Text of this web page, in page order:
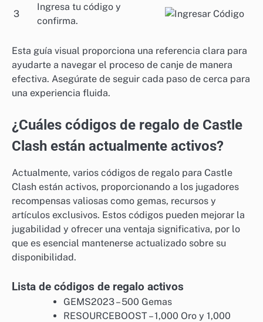
3
Ingresa tu código y
confirma.
Esta guía visual proporciona una referencia clara para
ayudarte a navegar el proceso de canje de manera
efectiva. Asegúrate de seguir cada paso de cerca para
una experiencia fluida.
¿Cuáles códigos de regalo de Castle
Clash están actualmente activos?
Actualmente, varios códigos de regalo para Castle
Clash están activos, proporcionando a los jugadores
recompensas valiosas como gemas, recursos y
artículos exclusivos. Estos códigos pueden mejorar la
jugabilidad y ofrecer una ventaja significativa, por lo
que es esencial mantenerse actualizado sobre su
disponibilidad.
Lista de códigos de regalo activos
GEMS2023 – 500 Gemas
RESOURCEBOOST – 1,000 Oro y 1,000